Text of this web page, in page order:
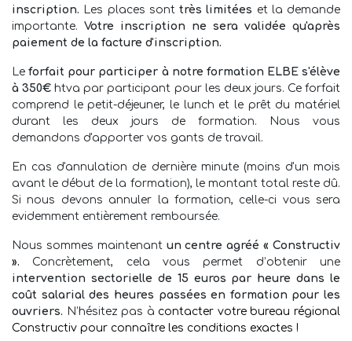
inscription. Les places sont très limitées et la demande
importante. Votre inscription ne sera validée qu'après
paiement de la facture d'inscription.
Le forfait pour participer à notre formation ELBE s'élève
à 350€htva par participant pour les deux jours. Ce forfait
comprend le petit-déjeuner, le lunch et le prêt du matériel
durant les deux jours de formation. Nous vous
demandons d'apporter vos gants de travail.
En cas d'annulation de dernière minute (moins d'un mois
avant le début de la formation), le montant total reste dû.
Si nous devons annuler la formation, celle-ci vous sera
evidemment entièrement remboursée.
Nous sommes maintenant un centre agréé « Constructiv
». Concrètement, cela vous permet d’obtenir une
intervention sectorielle de 15 euros par heure dans le
coût salarial des heures passées en formation pour les
ouvriers. N’hésitez pas à contacter votre bureau régional
Constructiv pour connaître les conditions exactes !